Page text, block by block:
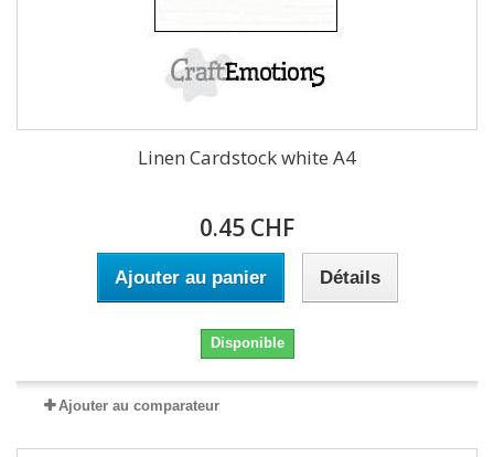
Linen Cardstock white A4
0.45 CHF
Ajouter au panier Détails
Disponible
Ajouter au comparateur